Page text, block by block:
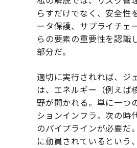
らすだけでなく、安全性
ータ保護、サプライチェ
らの要素の重要性を認識
部分だ。
適切に実行されれば、ジ
は、エネルギー（例えば
野が開かれる。単に一つ
ションインフラ。次の時
のパイプラインが必要だ
に動員されているという